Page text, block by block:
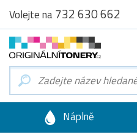
Volejte na732 630 662
Náplně